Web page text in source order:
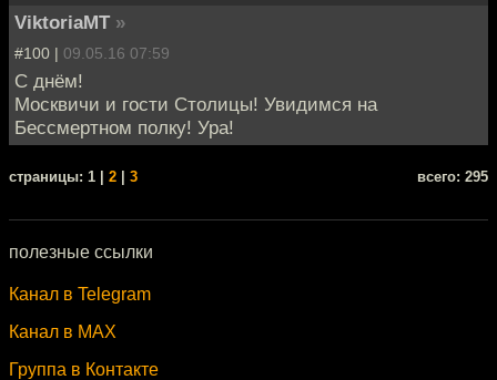
ViktoriaMT »
#100 | 09.05.16 07:59
С днём!
Москвичи и гости Столицы! Увидимся на
Бессмертном полку! Ура!
cтраницы: 1 | 2 | 3 всего: 295
полезные ссылки
Канал в Telegram
Канал в MAX
Группа в Контакте